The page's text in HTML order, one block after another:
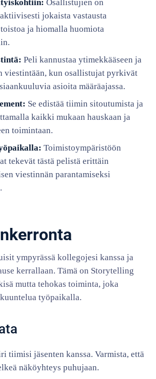
Osallistujien on
jokaista vastausta
ja hiomalla huomiota
Peli kannustaa ytimekkääseen ja
viestintään, kun osallistujat pyrkivät
asioita määräajassa.
Se edistää tiimin sitoutumista ja
kaikki mukaan hauskaan ja
toimintaan.
Toimistoympäristöön
tekevät tästä pelistä erittäin
viestinnän parantamiseksi
ympyrässä kollegojesi kanssa ja
kerrallaan. Tämä on Storytelling
mutta tehokas toiminta, joka
työpaikalla.
tiimisi jäsenten kanssa. Varmista, että
näköyhteys puhujaan.